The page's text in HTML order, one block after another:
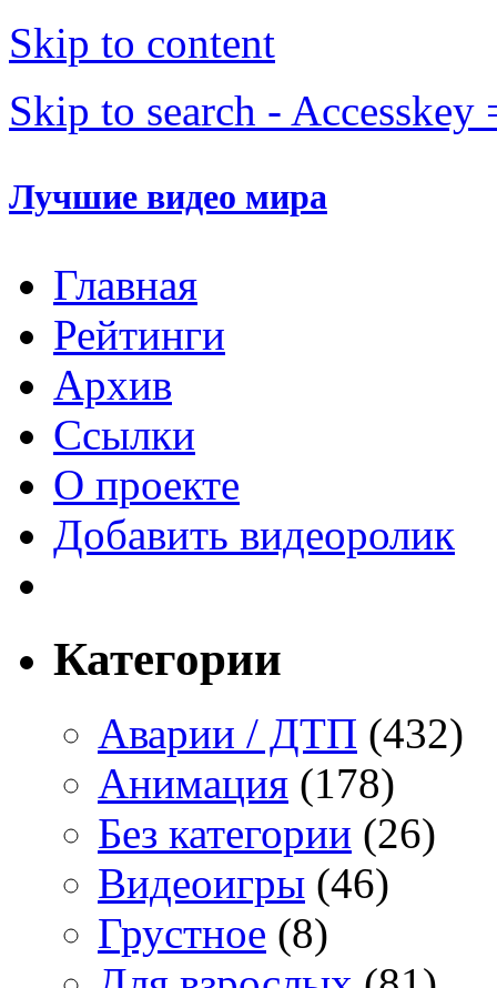
Skip to content
Skip to search - Accesskey
Лучшие видео мира
Главная
Рейтинги
Архив
Ссылки
О проекте
Добавить видеоролик
Категории
Аварии / ДТП (432)
Анимация (178)
Без категории (26)
Видеоигры (46)
Грустное (8)